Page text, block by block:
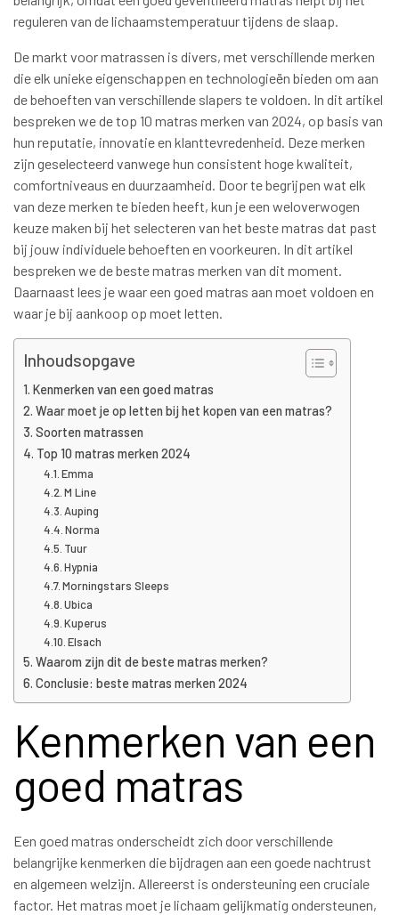
reguleren van de lichaamstemperatuur tijdens de slaap.
De markt voor matrassen is divers, met verschillende merken
die elk unieke eigenschappen en technologieën bieden om aan
de behoeften van verschillende slapers te voldoen. In dit artikel
bespreken we de top 10 matras merken van 2024, op basis van
hun reputatie, innovatie en klanttevredenheid. Deze merken
zijn geselecteerd vanwege hun consistent hoge kwaliteit,
comfortniveaus en duurzaamheid. Door te begrijpen wat elk
van deze merken te bieden heeft, kun je een weloverwogen
keuze maken bij het selecteren van het beste matras dat past
bij jouw individuele behoeften en voorkeuren. In dit artikel
bespreken we de beste matras merken van dit moment.
Daarnaast lees je waar een goed matras aan moet voldoen en
waar je bij aankoop op moet letten.
Inhoudsopgave
Kenmerken van een goed matras
Waar moet je op letten bij het kopen van een matras?
Soorten matrassen
Top 10 matras merken 2024
Emma
M Line
Auping
Norma
Tuur
Hypnia
Morningstars Sleeps
Ubica
Kuperus
Elsach
Waarom zijn dit de beste matras merken?
Conclusie: beste matras merken 2024
Kenmerken van een
goed matras
Een goed matras onderscheidt zich door verschillende
belangrijke kenmerken die bijdragen aan een goede nachtrust
en algemeen welzijn. Allereerst is ondersteuning een cruciale
factor. Het matras moet je lichaam gelijkmatig ondersteunen,